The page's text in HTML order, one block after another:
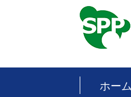
ホーム